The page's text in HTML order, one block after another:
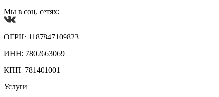
Мы в соц. сетях:
ОГРН: 1187847109823
ИНН: 7802663069
КПП: 781401001
Услуги